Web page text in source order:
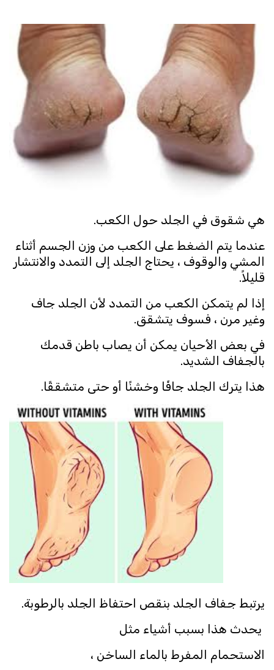
هي شقوق في الجلد حول الكعب.
عندما يتم الضغط على الكعب من وزن الجسم أثناء
المشي والوقوف ، يحتاج الجلد إلى التمدد والانتشار
قليلاً.
إذا لم يتمكن الكعب من التمدد لأن الجلد جاف
وغير مرن ، فسوف يتشقق.
في بعض الأحيان يمكن أن يصاب باطن قدمك
بالجفاف الشديد.
هذا يترك الجلد جافًا وخشنًا أو حتى متشققًا.
يرتبط جفاف الجلد بنقص احتفاظ الجلد بالرطوبة.
يحدث هذا بسبب أشياء مثل
الاستحمام المفرط بالماء الساخن ،